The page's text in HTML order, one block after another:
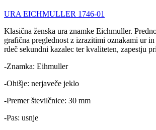
URA EICHMULLER 1746-01
Klasična ženska ura znamke Eichmuller.
grafična preglednost z izrazitimi oznakami ur
rdeč sekundni kazalec ter kvaliteten, zapestju
-Znamka: Eihmuller
-Ohišje: nerjaveče jeklo
-Premer številčnice: 30 mm
-Pas: usnje